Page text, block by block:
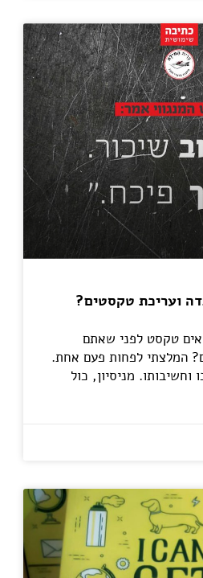
ועריכת טקסטים?
טקסט לפני שאתם
המלצתי לפחות פעם אחת.
מניסיון, כול